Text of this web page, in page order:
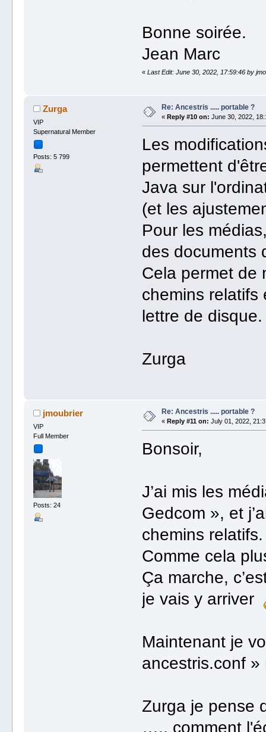
Bonne soirée.
Jean Marc
«Last Edit: June 30, 2022, 17:59:46 by
Zurga
VIP
Supernatural Member
Posts: 5 799
Re: Ancestris ..... portable ?
« Reply #10 on: June 30, 2022,
Les
permettent
Java sur
(et les
Pour les
des documents
Cela permet de
chemins relatifs
lettre de disque.
Zurga
jmoubrier
VIP
Full Member
Posts: 24
Re: Ancestris ..... portable ?
« Reply #11 on: July 01, 2022,
Bonsoir,
J’ai mis les
Gedcom », et
chemins relatifs.
Comme cela
Ça marche,
je vais y arriver
Maintenant je
ancestris.conf
Zurga je pense
….. comment